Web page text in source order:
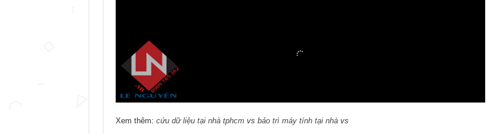
Xem thêm: cứu dữ liệu tại nhà tphcmvs bảo trì máy tính tại nhàvs